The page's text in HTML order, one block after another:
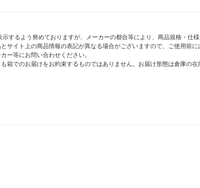
するよう努めておりますが、メーカーの都合等により、商品規格・仕
サイト上の商品情報の表記が異なる場合がございますので、ご使用前
ー等にお問い合わせください。
箱でのお届けをお約束するものではありません。お届け形態は倉庫の